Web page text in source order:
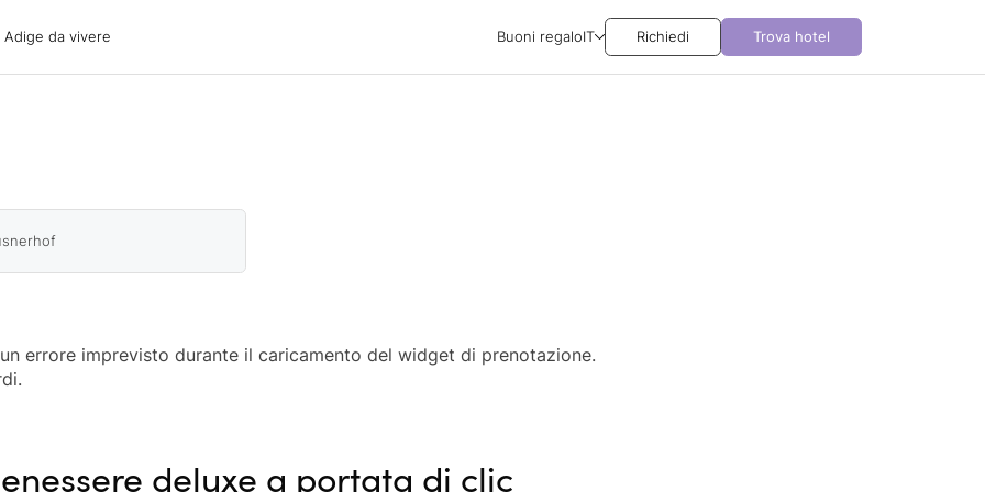
Adige da vivere Buoni regaloIT Richiedi Trova hotel
errore imprevisto durante il caricamento del widget di prenotazione.
deluxe a portata di clic